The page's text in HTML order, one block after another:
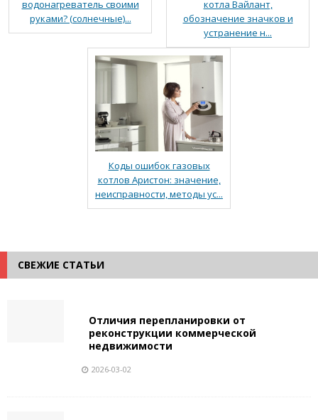
водонагреватель своими
руками? (солнечные)...
котла Вайлант,
обозначение значков и
устранение н...
Коды ошибок газовых
котлов Аристон: значение,
неисправности, методы ус...
СВЕЖИЕ СТАТЬИ
Отличия перепланировки от
реконструкции коммерческой
недвижимости
2026-03-02